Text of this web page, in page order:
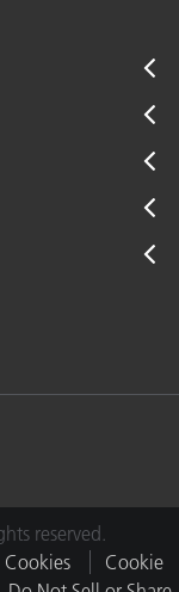
reserved.
Cookies
Cookie